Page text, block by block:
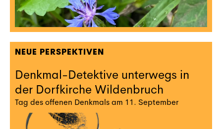
NEUE PERSPEKTIVEN
Denkmal-Detektive unterwegs in
der Dorfkirche Wildenbruch
Tag des offenen Denkmals am 11. September